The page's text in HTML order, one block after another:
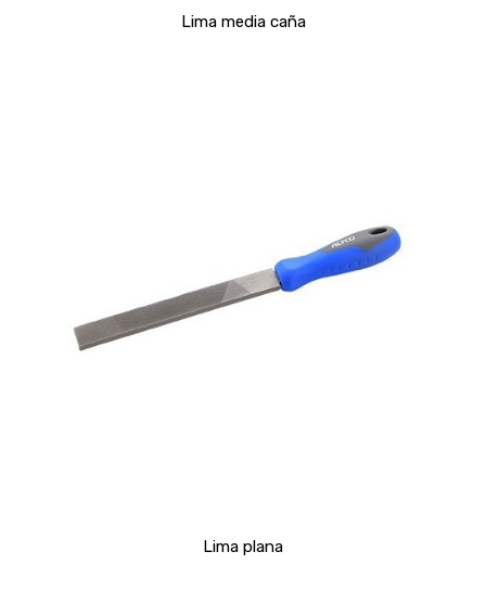
Lima media caña
Lima plana